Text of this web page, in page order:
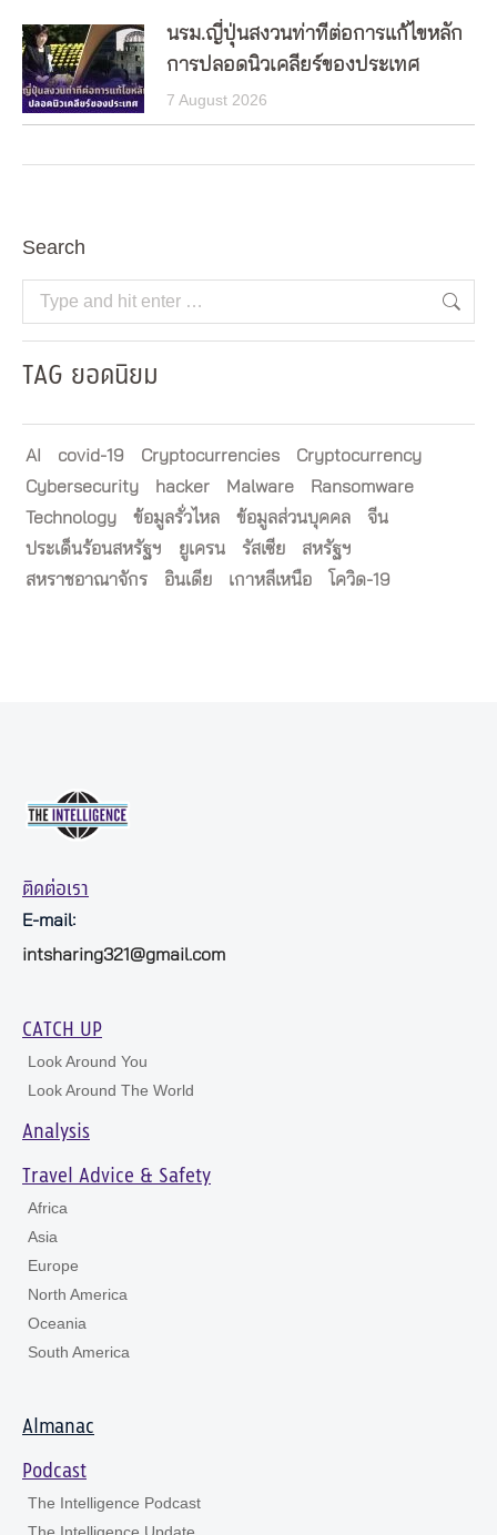
นรม.ญี่ปุ่นสงวนท่าทีต่อการแก้ไขหลัก
การปลอดนิวเคลียร์ของประเทศ
7 August 2026
Search
Search:
TAG ยอดนิยม
AI covid-19 Cryptocurrencies
Cryptocurrency
Cybersecurity
hacker Malware
Ransomware
Technology
ข้อมูลรั่วไหล ข้อมูลส่วนบุคคล
จีน
ประเด็นร้อนสหรัฐฯ
ยูเครน รัสเซีย
สหรัฐฯ
สหราชอาณาจักร
อินเดีย เกาหลีเหนือ โควิด-19
ติดต่อเรา
E-mail:
intsharing321@gmail.com
CATCH UP
Look Around You
Look Around The World
Analysis
Travel Advice & Safety
Africa
Asia
Europe
North America
Oceania
South America
Almanac
Podcast
The Intelligence Podcast